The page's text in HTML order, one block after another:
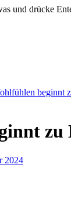
und drücke
beginnt
zu
2024